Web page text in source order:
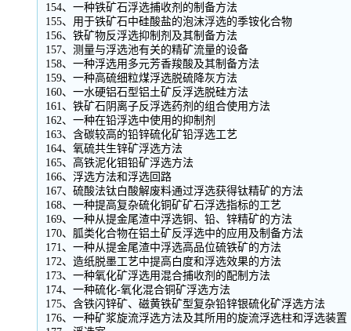
154、一种铁矿石浮选捕收剂的制备方法
155、用于铁矿石中硅酸盐的泡沫浮选的季铵化合物
156、铁矿物反浮选抑制剂及其制备方法
157、测量与浮选池有关的精矿流量的设备
158、一种浮选用多元芳香羧酸及其制备方法
159、一种高硫细粒煤浮选脱硫降灰方法
160、一水硬铝石型铝土矿反浮选脱硅方法
161、铁矿石阴离子反浮选药剂的组合使用方法
162、一种在铅浮选中使用的抑制剂
163、含碳较高的铅锌硫化矿铅浮选工艺
164、氧硫共生锌矿浮选方法
165、高铁泥化钼铅矿浮选方法
166、浮选方法和浮选回路
167、硫酸法钛白酸解废料通过浮选获得钛精矿的方法
168、一种提高复杂硫化铜矿矿石浮选指标的工艺
169、一种从提金尾渣中浮选铜、铅、锌精矿的方法
170、胍类化合物在铝土矿反浮选中的应用及制备方法
171、一种从提金尾渣中浮选高品位硫铁矿的方法
172、造纸脱墨工艺中提高白度和浮选效果的方法
173、一种氧化矿浮选用混合捕收剂的配制方法
174、一种硫化-氧化混合铜矿浮选方法
175、含铁闪锌矿、磁黄铁矿型复杂铅锌银硫化矿浮选方法
176、一种矿浆旋流浮选方法及其所用的旋流浮选柱和浮选装置